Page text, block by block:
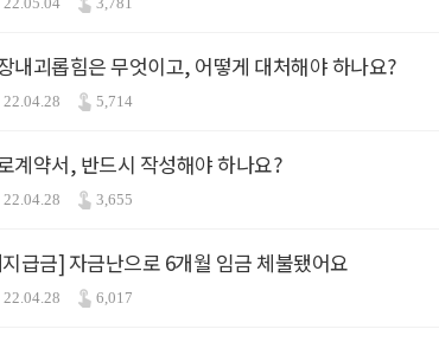
내괴롭힘은 무엇이고, 어떻게 대처해야 하나요?
22.04.28 5,714
계약서, 반드시 작성해야 하나요?
22.04.28 3,655
급금] 자금난으로 6개월 임금 체불됐어요
22.04.28 6,017